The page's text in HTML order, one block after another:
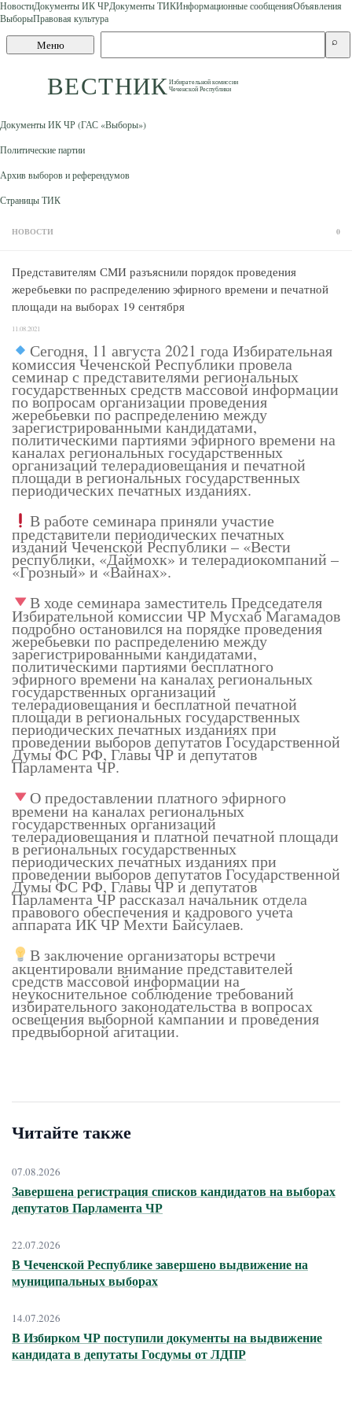
Skip to content
НовостиДокументы ИК ЧРДокументы ТИКИнформационные сообщенияОбъявления
ВыборыПравовая культура
Меню
ВЕСТНИКИзбирательной комиссии
Чеченской Республики
сайту
⌕
Документы ИК ЧР (ГАС «Выборы»)
Политические партии
Архив выборов и референдумов
Страницы ТИК
НОВОСТИ 0
Представителям СМИ разъяснили порядок проведения
жеребьевки по распределению эфирного времени и печатной
площади на выборах 19 сентября
11.08.2021
Сегодня, 11 августа 2021 года Избирательная
комиссия Чеченской Республики провела
семинар с представителями региональных
государственных средств массовой информации
по вопросам организации проведения
жеребьевки по распределению между
зарегистрированными кандидатами,
политическими партиями эфирного времени на
каналах региональных государственных
организаций телерадиовещания и печатной
площади в региональных государственных
периодических печатных изданиях.
В работе семинара приняли участие
представители периодических печатных
изданий Чеченской Республики – «Вести
республики, «Даймохк» и телерадиокомпаний –
«Грозный» и «Вайнах».
В ходе семинара заместитель Председателя
Избирательной комиссии ЧР Мусхаб Магамадов
подробно остановился на порядке проведения
жеребьевки по распределению между
зарегистрированными кандидатами,
политическими партиями бесплатного
эфирного времени на каналах региональных
государственных организаций
телерадиовещания и бесплатной печатной
площади в региональных государственных
периодических печатных изданиях при
проведении выборов депутатов Государственной
Думы ФС РФ, Главы ЧР и депутатов
Парламента ЧР.
О предоставлении платного эфирного
времени на каналах региональных
государственных организаций
телерадиовещания и платной печатной площади
в региональных государственных
периодических печатных изданиях при
проведении выборов депутатов Государственной
Думы ФС РФ, Главы ЧР и депутатов
Парламента ЧР рассказал начальник отдела
правового обеспечения и кадрового учета
аппарата ИК ЧР Мехти Байсулаев.
В заключение организаторы встречи
акцентировали внимание представителей
средств массовой информации на
неукоснительное соблюдение требований
избирательного законодательства в вопросах
освещения выборной кампании и проведения
предвыборной агитации.
Читайте также
07.08.2026
Завершена регистрация списков кандидатов на выборах
депутатов Парламента ЧР
22.07.2026
В Чеченской Республике завершено выдвижение на
муниципальных выборах
14.07.2026
В Избирком ЧР поступили документы на выдвижение
кандидата в депутаты Госдумы от ЛДПР